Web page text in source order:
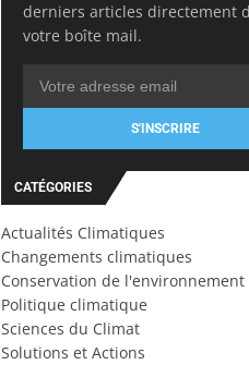
derniers articles directement
votre boîte mail.
S'INSCRIRE
CATÉGORIES
Actualités Climatiques
Changements climatiques
Conservation de l'environnement
Politique climatique
Sciences du Climat
Solutions et Actions